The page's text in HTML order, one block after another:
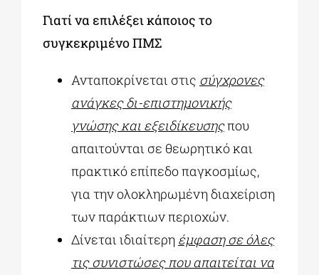
Γιατί να επιλέξει κάποιος το
συγκεκριμένο ΠΜΣ
Ανταποκρίνεται στις σύγχρονες
ανάγκες δι-επιστημονικής
γνώσης και εξειδίκευσηςπου
απαιτούνται σε θεωρητικό και
πρακτικό επίπεδο παγκοσμίως,
για την ολοκληρωμένη διαχείριση
των παράκτιων περιοχών.
Δίνεται ιδιαίτερη έμφαση σε όλες
τις συνιστώσες που απαιτείται να